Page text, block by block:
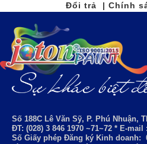
Đổi trả | Chính
Số 188C Lê Văn Sỹ, P. Phú Nhuận,
ĐT: (028) 3 846 1970 ~71~72 * E-
Số Giấy phép Đăng ký Kinh doanh: